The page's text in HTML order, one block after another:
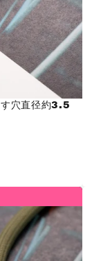
穴直径約3.5